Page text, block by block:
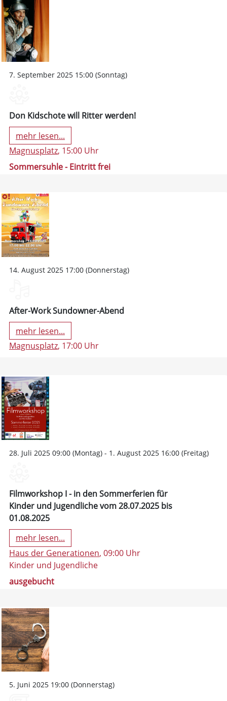
7. September 2025 15:00 (Sonntag)
Don Kidschote will Ritter werden!
mehr lesen...
Magnusplatz, 15:00 Uhr
Sommersuhle - Eintritt frei
14. August 2025 17:00 (Donnerstag)
After-Work Sundowner-Abend
mehr lesen...
Magnusplatz, 17:00 Uhr
28. Juli 2025 09:00 (Montag) - 1. August 2025 16:00 (Freitag)
Filmworkshop I - in den Sommerferien für
Kinder und Jugendliche vom 28.07.2025 bis
01.08.2025
mehr lesen...
Haus der Generationen, 09:00 Uhr
Kinder und Jugendliche
ausgebucht
5. Juni 2025 19:00 (Donnerstag)